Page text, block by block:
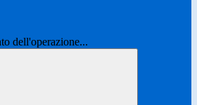
dell'operazione...